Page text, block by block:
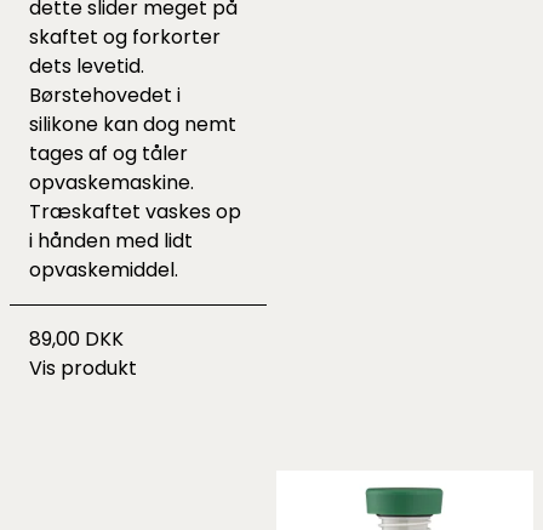
dette slider meget på
skaftet og forkorter
dets levetid.
Børstehovedet i
silikone kan dog nemt
tages af og tåler
opvaskemaskine.
Træskaftet vaskes op
i hånden med lidt
opvaskemiddel.
89,00 DKK
Vis produkt